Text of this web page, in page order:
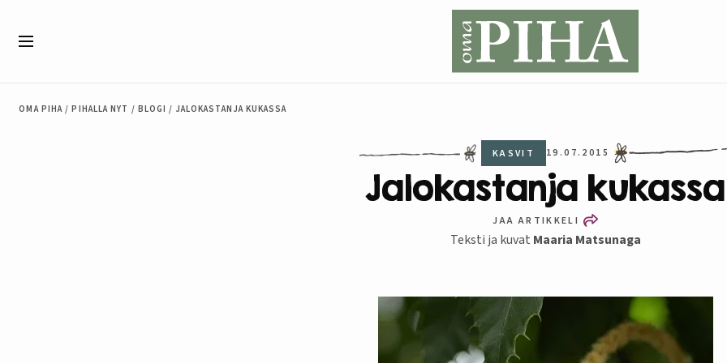
OMA PIHA / PIHALLA NYT / BLOGI / JALOKASTANJA KUKASSA
KASVIT 19.07.2015
Jalokastanja kukassa
JAA ARTIKKELI
Teksti ja kuvat Maaria Matsunaga